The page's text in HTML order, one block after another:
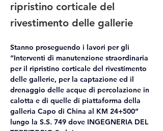
ripristino corticale del
rivestimento delle gallerie
Stanno proseguendo i lavori per gli
“Interventi di manutenzione straordinaria
per il ripristino corticale del rivestimento
delle gallerie, per la captazione ed il
drenaggio delle acque di percolazione in
calotta e di quelle di piattaforma della
galleria Capo di China al KM 24+500”
lungo la S.S. 749 dove INGEGNERIA DEL